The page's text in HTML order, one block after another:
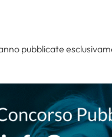
pubblicate